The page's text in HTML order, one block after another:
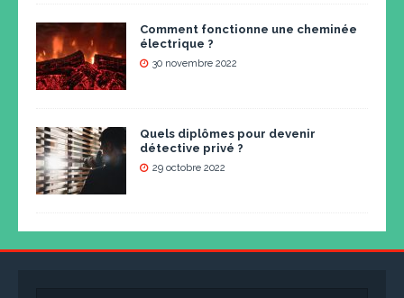
Comment fonctionne une cheminée
électrique ?
30 novembre 2022
Quels diplômes pour devenir
détective privé ?
29 octobre 2022